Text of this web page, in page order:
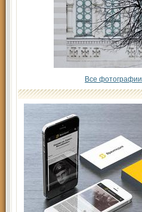
Все фотографии